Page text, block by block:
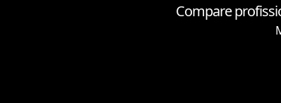
Compare